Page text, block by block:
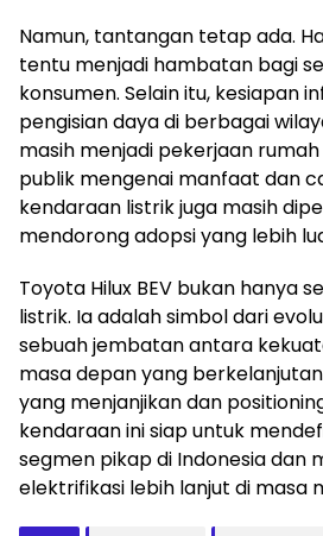
Namun, tantangan tetap ada.
tentu menjadi hambatan bagi
konsumen. Selain itu, kesiapan
pengisian daya di berbagai
masih menjadi pekerjaan
publik mengenai manfaat dan
kendaraan listrik juga masih
mendorong adopsi yang lebih
Toyota Hilux BEV bukan hanya
listrik. Ia adalah simbol dari
sebuah jembatan antara
masa depan yang
yang menjanjikan dan
kendaraan ini siap untuk
segmen pikap di Indonesia dan
elektrifikasi lebih lanjut di masa